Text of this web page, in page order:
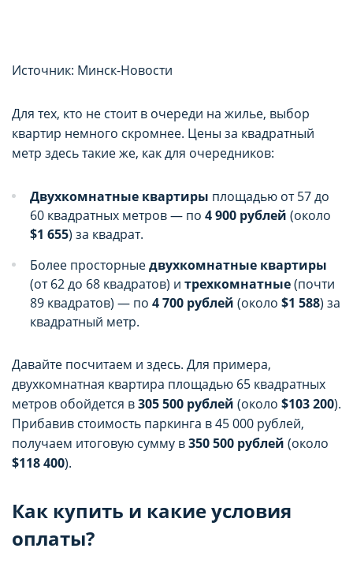
Источник: Минск-Новости
Для тех, кто не стоит в очереди на жилье, выбор
квартир немного скромнее. Цены за квадратный
метр здесь такие же, как для очередников:
Двухкомнатные квартиры площадью от 57 до
60 квадратных метров — по 4 900 рублей (около
$1 655) за квадрат.
Более просторныедвухкомнатные квартиры
(от 62 до 68 квадратов) и трехкомнатные(почти
89 квадратов) — по 4 700 рублей (около $1 588) за
квадратный метр.
Давайте посчитаем и здесь. Для примера,
двухкомнатная квартира площадью 65 квадратных
метров обойдется в305 500 рублей (около $103 200).
Прибавив стоимость паркинга в 45 000 рублей,
получаем итоговую сумму в350 500 рублей (около
$118 400).
Как купить и какие условия
оплаты?
Рекламные cookie-файлы используются для
рекламы (предоставление более актуального и
подходящего контента и
персонализированного рекламного материала).
файлов можно непосредственно на Сайте либо в
настройках браузера.
Рекламные cookie-файлы используются для
рекламы (предоставление более актуального и
подходящего контента и
персонализированного рекламного материала).
файлов можно непосредственно на Сайте либо в
настройках браузера.